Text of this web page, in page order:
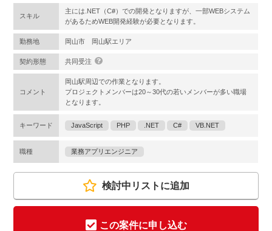
スキル
主には.NET（C#）での開発となりますが、一部WEBシステム
があるためWEB開発経験が必要となります。
勤務地 岡山市 岡山駅エリア
契約形態 共同受注
コメント
岡山駅周辺での作業となります。
プロジェクトメンバーは20～30代の若いメンバーが多い職場
となります。
キーワード JavaScript PHP .NET C# VB.NET
職種 業務アプリエンジニア
検討中リストに追加
この案件に申し込む